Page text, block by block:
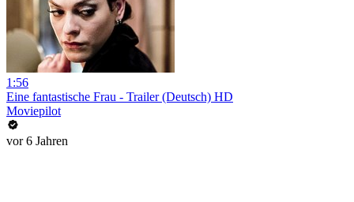
1:56
Eine fantastische Frau - Trailer (Deutsch) HD
Moviepilot
vor 6 Jahren